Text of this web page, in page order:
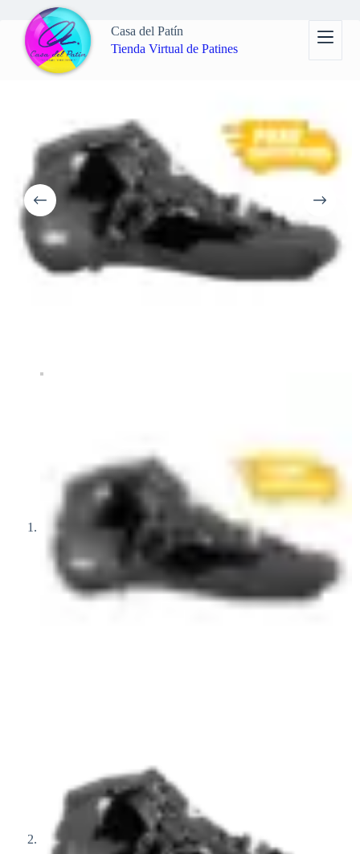
contenido
Casa del Patín
Tienda Virtual de Patines